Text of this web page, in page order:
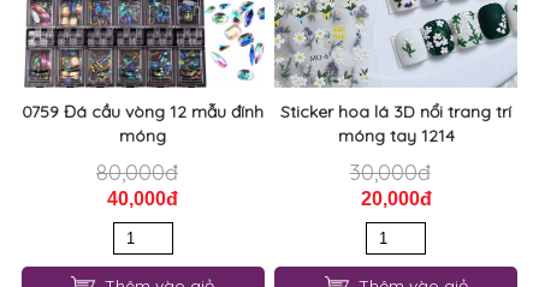
0759 Đá cầu vòng 12 mẫu đính
móng
80,000đ
40,000đ
Sticker hoa lá 3D nổi trang trí
móng tay 1214
30,000đ
20,000đ